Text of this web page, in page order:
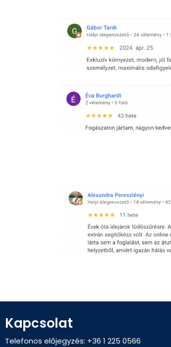
Kapcsolat
Telefonos előjegyzés: +36 1 225 0566